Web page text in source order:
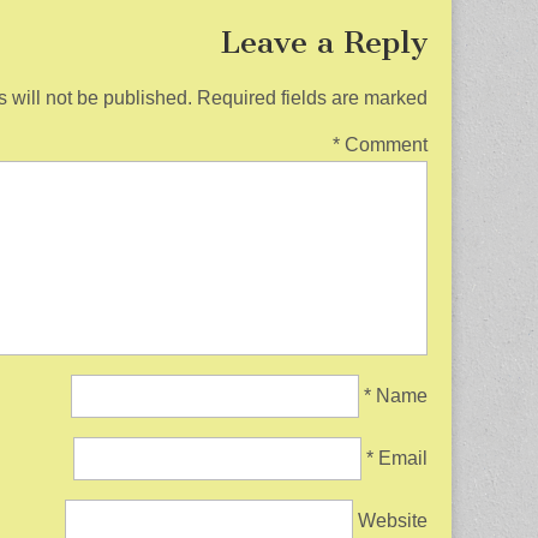
k
Leave a Reply
will not be published. Required fields are marked
Comment
*
Name
*
Email
*
Website